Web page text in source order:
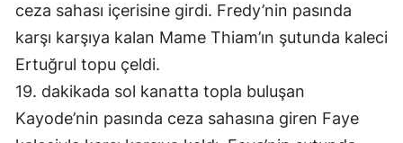
ceza sahası içerisine girdi. Fredy’nin pasında
karşı karşıya kalan Mame Thiam’ın şutunda kaleci
Ertuğrul topu çeldi.
19. dakikada sol kanatta topla buluşan
Kayode’nin pasında ceza sahasına giren Faye